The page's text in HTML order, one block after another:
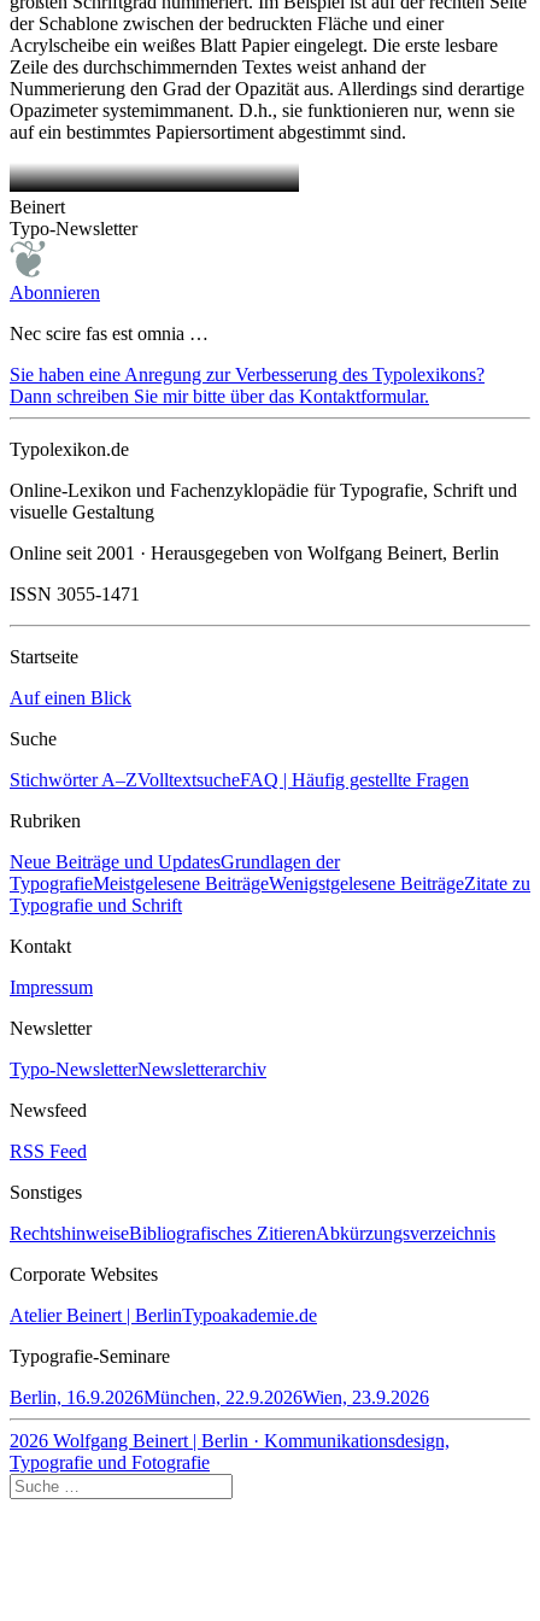
der Schablone zwischen der bedruckten Fläche und einer
Acrylscheibe ein weißes Blatt Papier eingelegt. Die erste lesbare
Zeile des durchschimmernden Textes weist anhand der
Nummerierung den Grad der Opazität aus. Allerdings sind derartige
Opazimeter systemimmanent. D.h., sie funktionieren nur, wenn sie
auf ein bestimmtes Papiersortiment abgestimmt sind.
Beinert
Typo-Newsletter
Abonnieren
Nec scire fas est omnia …
Sie haben eine Anregung zur Verbesserung des Typolexikons?
Dann schreiben Sie mir bitte über das Kontaktformular.
Typolexikon.de
Online-Lexikon und Fachenzyklopädie für Typografie, Schrift und
visuelle Gestaltung
Online seit 2001 · Herausgegeben von Wolfgang Beinert, Berlin
ISSN 3055-1471
Startseite
Auf einen Blick
Suche
Stichwörter A–ZVolltextsucheFAQ | Häufig gestellte Fragen
Rubriken
Neue Beiträge und UpdatesGrundlagen der
TypografieMeistgelesene BeiträgeWenigstgelesene BeiträgeZitate zu
Typografie und Schrift
Kontakt
Impressum
Newsletter
Typo-NewsletterNewsletterarchiv
Newsfeed
RSS Feed
Sonstiges
RechtshinweiseBibliografisches ZitierenAbkürzungsverzeichnis
Corporate Websites
Atelier Beinert | BerlinTypoakademie.de
Typografie-Seminare
Berlin, 16.9.2026München, 22.9.2026Wien, 23.9.2026
2026 Wolfgang Beinert | Berlin · Kommunikationsdesign,
Typografie und Fotografie